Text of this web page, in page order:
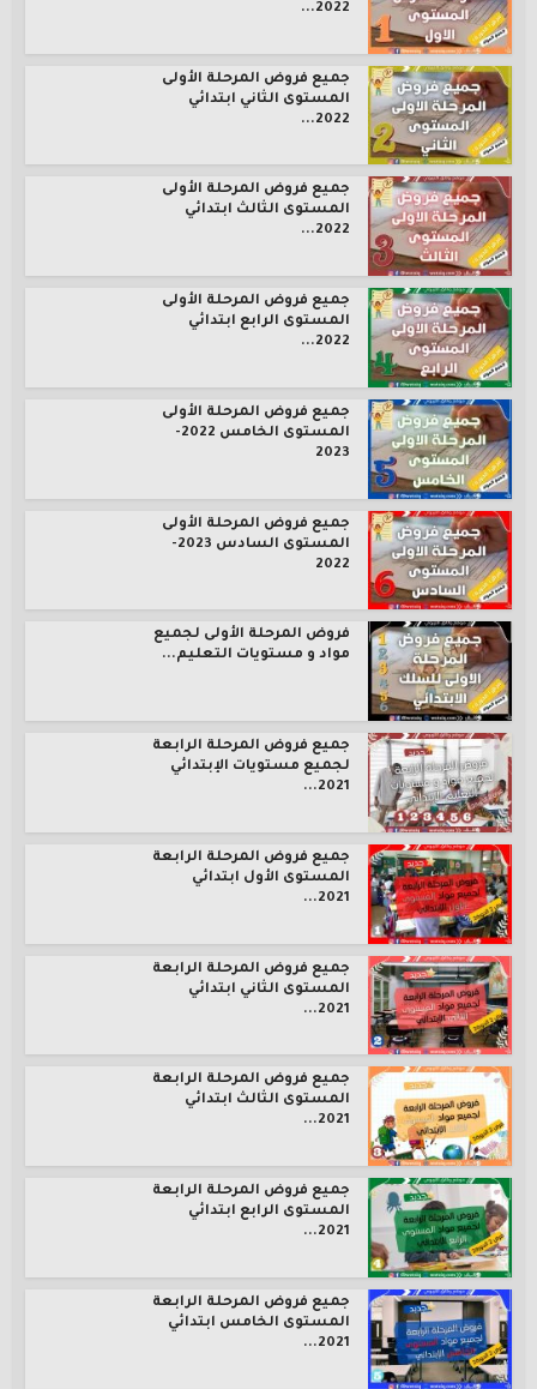
2022...
جميع فروض المرحلة الأولى
المستوى الثاني ابتدائي
2022...
جميع فروض المرحلة الأولى
المستوى الثالث ابتدائي
2022...
جميع فروض المرحلة الأولى
المستوى الرابع ابتدائي
2022...
جميع فروض المرحلة الأولى
المستوى الخامس 2022-
2023
جميع فروض المرحلة الأولى
المستوى السادس 2023-
2022
فروض المرحلة الأولى لجميع
مواد و مستويات التعليم...
جميع فروض المرحلة الرابعة
لجميع مستويات الإبتدائي
2021...
جميع فروض المرحلة الرابعة
المستوى الأول ابتدائي
2021...
جميع فروض المرحلة الرابعة
المستوى الثاني ابتدائي
2021...
جميع فروض المرحلة الرابعة
المستوى الثالث ابتدائي
2021...
جميع فروض المرحلة الرابعة
المستوى الرابع ابتدائي
2021...
جميع فروض المرحلة الرابعة
المستوى الخامس ابتدائي
2021...